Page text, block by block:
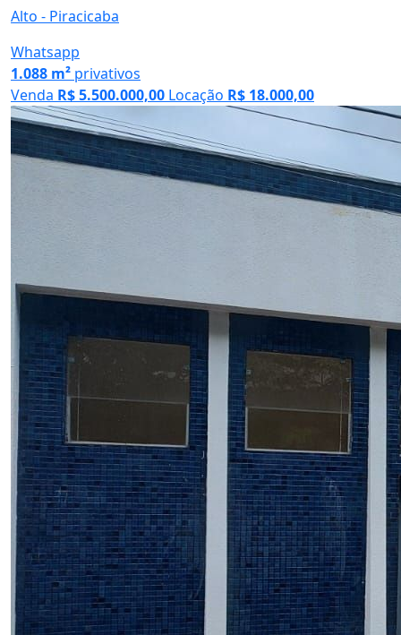
Alto - Piracicaba
Whatsapp
1.088 m² privativos
Venda R$ 5.500.000,00 Locação R$ 18.000,00